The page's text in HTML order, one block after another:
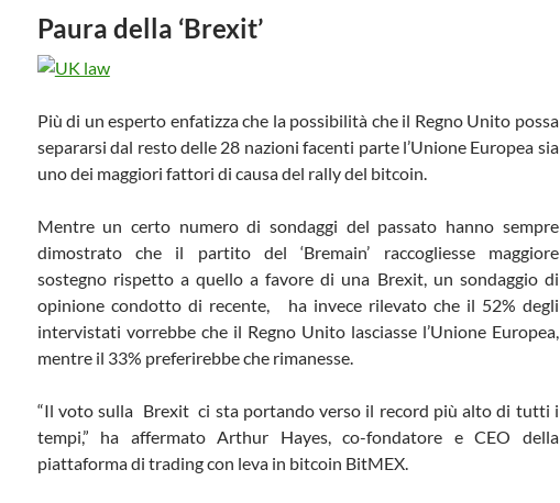
Paura della ‘Brexit’
Più di un esperto enfatizza che la possibilità che il Regno Unito possa
separarsi dal resto delle 28 nazioni facenti parte l’Unione Europea sia
uno dei maggiori fattori di causa del rally del bitcoin.
Mentre un certo numero di sondaggi del passato hanno sempre
dimostrato che il partito del ‘Bremain’ raccogliesse maggiore
sostegno rispetto a quello a favore di una Brexit, un sondaggio di
opinione condotto di recente, ha invece rilevato che il 52% degli
intervistati vorrebbe che il Regno Unito lasciasse l’Unione Europea,
mentre il 33% preferirebbe che rimanesse.
“Il voto sulla Brexit ci sta portando verso il record più alto di tutti i
tempi,” ha affermato Arthur Hayes, co-fondatore e CEO della
piattaforma di trading con leva in bitcoin BitMEX.